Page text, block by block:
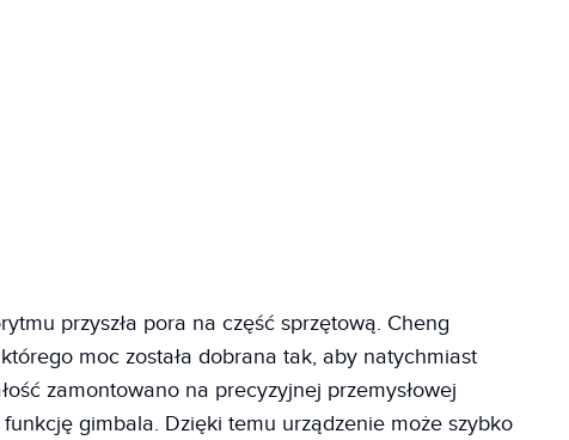
przyszła pora na część sprzętową. Cheng
moc została dobrana tak, aby natychmiast
zamontowano na precyzyjnej przemysłowej
gimbala. Dzięki temu urządzenie może szybko